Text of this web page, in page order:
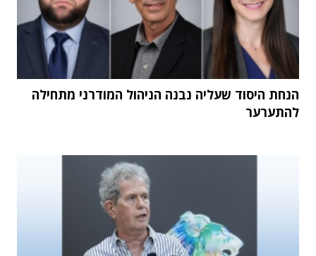
הנחת היסוד שעליה נבנה הניהול המודרני מתחילה
להתערער